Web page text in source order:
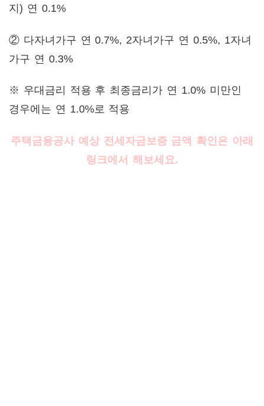
지) 연 0.1%
② 다자녀가구 연 0.7%, 2자녀가구 연 0.5%, 1자녀
가구 연 0.3%
※ 우대금리 적용 후 최종금리가 연 1.0% 미만인
경우에는 연 1.0%로 적용
주택금융공사 예상 전세자금보증 금액 확인은 아래
링크에서 해보세요.